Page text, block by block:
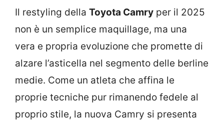
Il restyling della Toyota Camry per il 2025
non è un semplice maquillage, ma una
vera e propria evoluzione che promette di
alzare l’asticella nel segmento delle berline
medie. Come un atleta che affina le
proprie tecniche pur rimanendo fedele al
proprio stile, la nuova Camry si presenta